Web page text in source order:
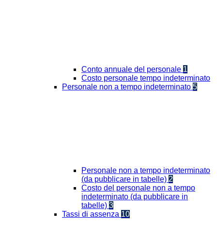
Conto annuale del personale 1
Costo personale tempo indeterminato
Personale non a tempo indeterminato 5
Personale non a tempo indeterminato
(da pubblicare in tabelle) 2
Costo del personale non a tempo
indeterminato (da pubblicare in
tabelle) 3
Tassi di assenza 10